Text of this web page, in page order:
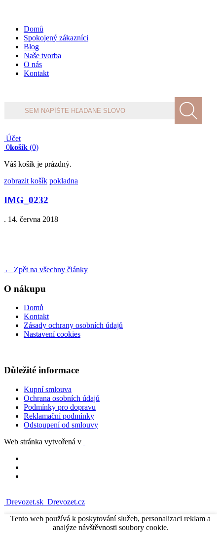
Domů
Spokojený zákazníci
Blog
Naše tvorba
O nás
Kontakt
Účet
0košík (0)
Váš košík je prázdný.
zobrazit košík pokladna
IMG_0232
. 14. června 2018
← Zpět na všechny články
O nákupu
Domů
Kontakt
Zásady ochrany osobních údajů
Nastavení cookies
Důležité informace
Kupní smlouva
Ochrana osobních údajů
Podmínky pro dopravu
Reklamační podmínky
Odstoupení od smlouvy
Web stránka vytvořená v
Drevozet.sk Drevozet.cz
Tento web používá k poskytování služeb, personalizaci reklam a
analýze návštěvnosti soubory cookie.